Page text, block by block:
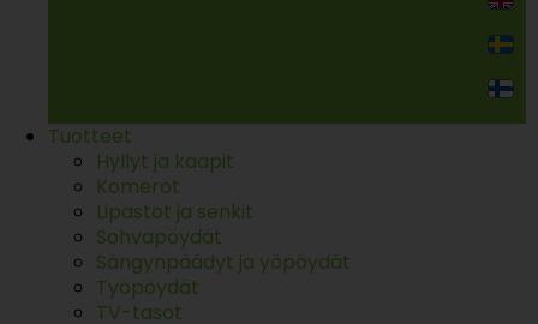
Tuotteet
Hyllyt ja kaapit
Komerot
Lipastot ja senkit
Sohvapöydät
Sängynpäädyt ja yöpöydät
Työpöydät
TV-tasot